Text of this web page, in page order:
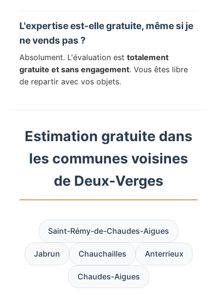
L'expertise est-elle gratuite, même si je
ne vends pas ?
Absolument. L'évaluation est totalement
gratuite et sans engagement. Vous êtes libre
de repartir avec vos objets.
Estimation gratuite dans
les communes voisines
de Deux-Verges
Saint-Rémy-de-Chaudes-Aigues
Jabrun Chauchailles Anterrieux
Chaudes-Aigues